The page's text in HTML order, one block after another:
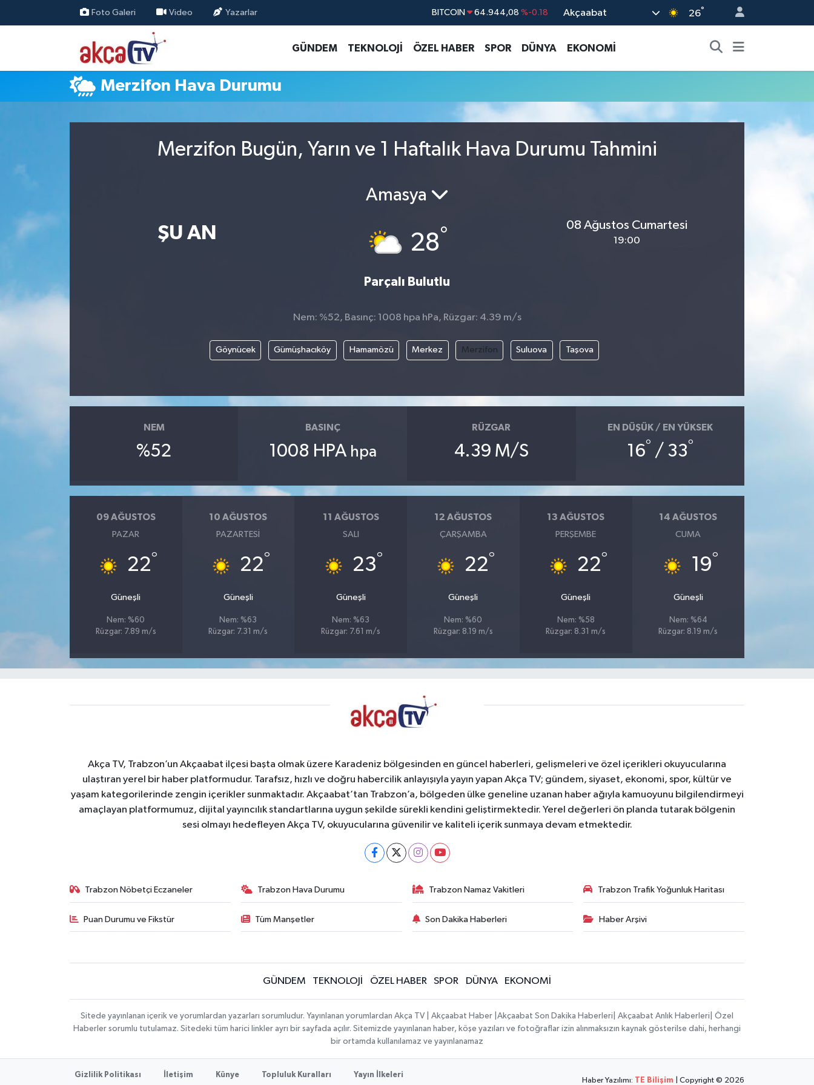
Foto Galeri Video Yazarlar BITCOIN 64.944,08 %-0.18
GRAM ALTIN 6660.55 %0.03
BİST100 13.779 %-14
Akçaabat 26°
GÜNDEM TEKNOLOJİ ÖZEL HABER SPOR DÜNYA EKONOMİ
Merzifon Hava Durumu
Merzifon Bugün, Yarın ve 1 Haftalık Hava Durumu Tahmini
ŞU AN
Amasya
28°
Parçalı Bulutlu
08 Ağustos Cumartesi
19:00
Nem: %52, Basınç: 1008 hpa hPa, Rüzgar: 4.39 m/s
Göynücek Gümüşhacıköy Hamamözü Merkez Merzifon Suluova Taşova
NEM
%52
BASINÇ
1008 HPA hpa
RÜZGAR
4.39 M/S
EN DÜŞÜK / EN YÜKSEK
16° / 33°
09 AĞUSTOS
PAZAR
22°
Güneşli
Nem: %60
Rüzgar: 7.89 m/s
10 AĞUSTOS
PAZARTESI
22°
Güneşli
Nem: %63
Rüzgar: 7.31 m/s
11 AĞUSTOS
SALI
23°
Güneşli
Nem: %63
Rüzgar: 7.61 m/s
12 AĞUSTOS
ÇARŞAMBA
22°
Güneşli
Nem: %60
Rüzgar: 8.19 m/s
13 AĞUSTOS
PERŞEMBE
22°
Güneşli
Nem: %58
Rüzgar: 8.31 m/s
14 AĞUSTOS
CUMA
19°
Güneşli
Nem: %64
Rüzgar: 8.19 m/s
Akça TV, Trabzon’un Akçaabat ilçesi başta olmak üzere Karadeniz bölgesinden en güncel haberleri, gelişmeleri ve özel içerikleri okuyucularına
ulaştıran yerel bir haber platformudur. Tarafsız, hızlı ve doğru habercilik anlayışıyla yayın yapan Akça TV; gündem, siyaset, ekonomi, spor, kültür ve
yaşam kategorilerinde zengin içerikler sunmaktadır. Akçaabat’tan Trabzon’a, bölgeden ülke geneline uzanan haber ağıyla kamuoyunu bilgilendirmeyi
amaçlayan platformumuz, dijital yayıncılık standartlarına uygun şekilde sürekli kendini geliştirmektedir. Yerel değerleri ön planda tutarak bölgenin
sesi olmayı hedefleyen Akça TV, okuyucularına güvenilir ve kaliteli içerik sunmaya devam etmektedir.
Trabzon Nöbetçi Eczaneler Trabzon Hava Durumu Trabzon Namaz Vakitleri Trabzon Trafik Yoğunluk Haritası
Puan Durumu ve Fikstür Tüm Manşetler Son Dakika Haberleri Haber Arşivi
GÜNDEM TEKNOLOJİ ÖZEL HABER SPOR DÜNYA EKONOMİ
Sitede yayınlanan içerik ve yorumlardan yazarları sorumludur. Yayınlanan yorumlardan Akça TV | Akçaabat Haber |Akçaabat Son Dakika Haberleri| Akçaabat Anlık Haberleri| Özel
Haberler sorumlu tutulamaz. Sitedeki tüm harici linkler ayrı bir sayfada açılır. Sitemizde yayınlanan haber, köşe yazıları ve fotoğraflar izin alınmaksızın kaynak gösterilse dahi, herhangi
bir ortamda kullanılamaz ve yayınlanamaz
Gizlilik Politikası İletişim Künye Topluluk Kuralları Yayın İlkeleri
Haber Yazılımı: TE Bilişim | Copyright © 2026
Trabzon Nöbetçi Eczaneler
Trabzon Hava Durumu
Son Dakika Haberleri